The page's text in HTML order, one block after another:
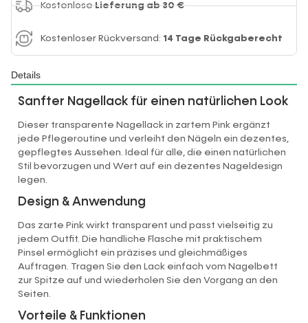
KostenloseLieferung ab 30 €
Kostenloser Rückversand: 14 Tage Rückgaberecht
Details
Sanfter Nagellack für einen natürlichen Look
Dieser transparente Nagellack in zartem Pink ergänzt
jede Pflegeroutine und verleiht den Nägeln ein dezentes,
gepflegtes Aussehen. Ideal für alle, die einen natürlichen
Stil bevorzugen und Wert auf ein dezentes Nageldesign
legen.
Design & Anwendung
Das zarte Pink wirkt transparent und passt vielseitig zu
jedem Outfit. Die handliche Flasche mit praktischem
Pinsel ermöglicht ein präzises und gleichmäßiges
Auftragen. Tragen Sie den Lack einfach vom Nagelbett
zur Spitze auf und wiederholen Sie den Vorgang an den
Seiten.
Vorteile & Funktionen